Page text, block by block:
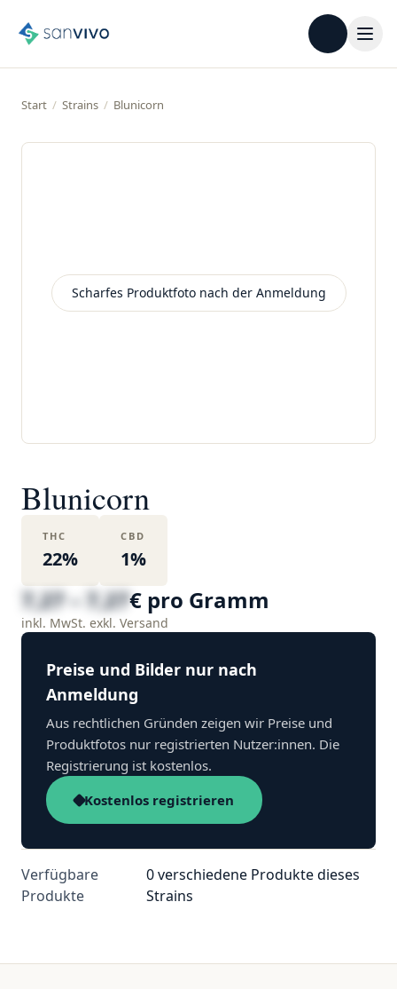
Start / Strains / Blunicorn
Scharfes Produktfoto nach der Anmeldung
Blunicorn
THC
22%
CBD
1%
7,27 – 7,27€ pro Gramm
inkl. MwSt. exkl. Versand
Preise und Bilder nur nach
Anmeldung
Aus rechtlichen Gründen zeigen wir Preise und
Produktfotos nur registrierten Nutzer:innen. Die
Registrierung ist kostenlos.
Kostenlos registrieren
Verfügbare
Produkte
0 verschiedene Produkte dieses
Strains